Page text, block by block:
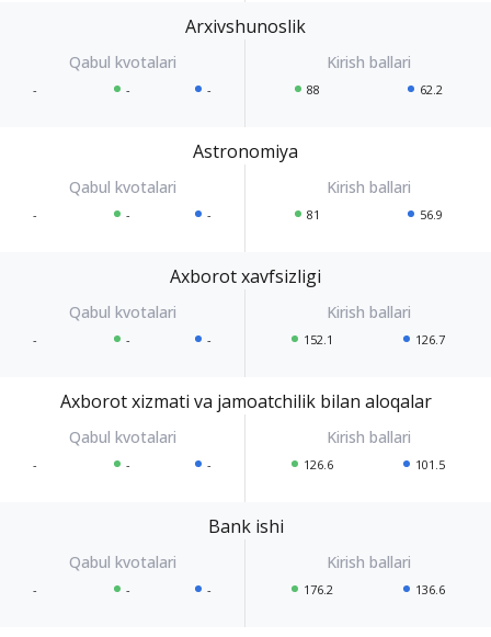
Arxivshunoslik
- - - 88 62.2
Astronomiya
- - - 81 56.9
Axborot xavfsizligi
- - - 152.1 126.7
Axborot xizmati va jamoatchilik bilan aloqalar
- - - 126.6 101.5
Bank ishi
- - - 176.2 136.6